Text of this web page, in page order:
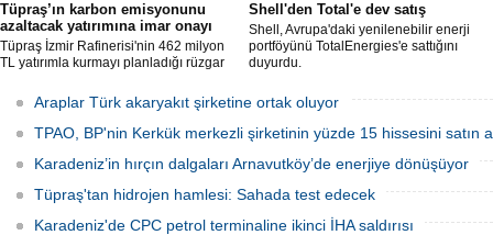
Tüpraş’ın karbon emisyonunu
azaltacak yatırımına imar onayı
Tüpraş İzmir Rafinerisi'nin 462 milyon
TL yatırımla kurmayı planladığı rüzgar
nazım ve uygulama imar planı
değişiklikleri Çevre, Şehircilik ve İklim
Değişikliği Bakanlığı tarafından
Shell'den Total'e dev satış
Shell, Avrupa'daki yenilenebilir enerji
portföyünü TotalEnergies'e sattığını
duyurdu.
Araplar Türk akaryakıt şirketine ortak oluyor
TPAO, BP'nin Kerkük merkezli şirketinin yüzde 15 hissesini satın
Karadeniz’in hırçın dalgaları Arnavutköy’de enerjiye dönüşüyor
Tüpraş'tan hidrojen hamlesi: Sahada test edecek
Karadeniz'de CPC petrol terminaline ikinci İHA saldırısı